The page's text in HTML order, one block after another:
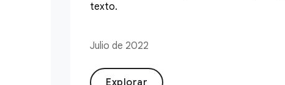
texto.
Julio de 2022
Explorar